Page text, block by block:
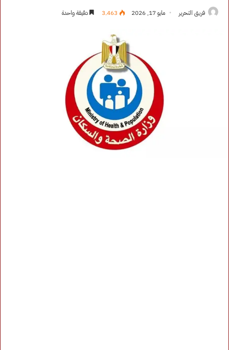
فريق التحرير مايو 17, 2026 3٬463 دقيقة واحدة